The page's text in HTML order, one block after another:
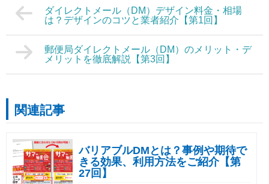
ダイレクトメール（DM）デザイン料金・相場
は？デザインのコツと業者紹介【第1回】
郵便局ダイレクトメール（DM）のメリット・デ
メリットを徹底解説【第3回】
関連記事
バリアブルDMとは？事例や期待で
きる効果、利用方法をご紹介【第
27回】